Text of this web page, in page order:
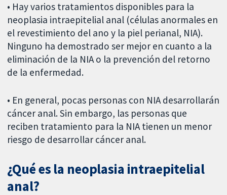
• Hay varios tratamientos disponibles para la
neoplasia intraepitelial anal (células anormales en
el revestimiento del ano y la piel perianal, NIA).
Ninguno ha demostrado ser mejor en cuanto a la
eliminación de la NIA o la prevención del retorno
de la enfermedad.
• En general, pocas personas con NIA desarrollarán
cáncer anal. Sin embargo, las personas que
reciben tratamiento para la NIA tienen un menor
riesgo de desarrollar cáncer anal.
¿Qué es la neoplasia intraepitelial
anal?